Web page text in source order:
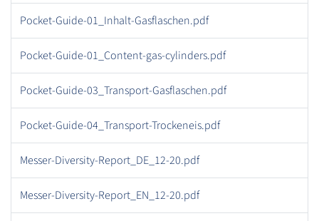
Pocket-Guide-01_Inhalt-Gasflaschen.pdf
Pocket-Guide-01_Content-gas-cylinders.pdf
Pocket-Guide-03_Transport-Gasflaschen.pdf
Pocket-Guide-04_Transport-Trockeneis.pdf
Messer-Diversity-Report_DE_12-20.pdf
Messer-Diversity-Report_EN_12-20.pdf